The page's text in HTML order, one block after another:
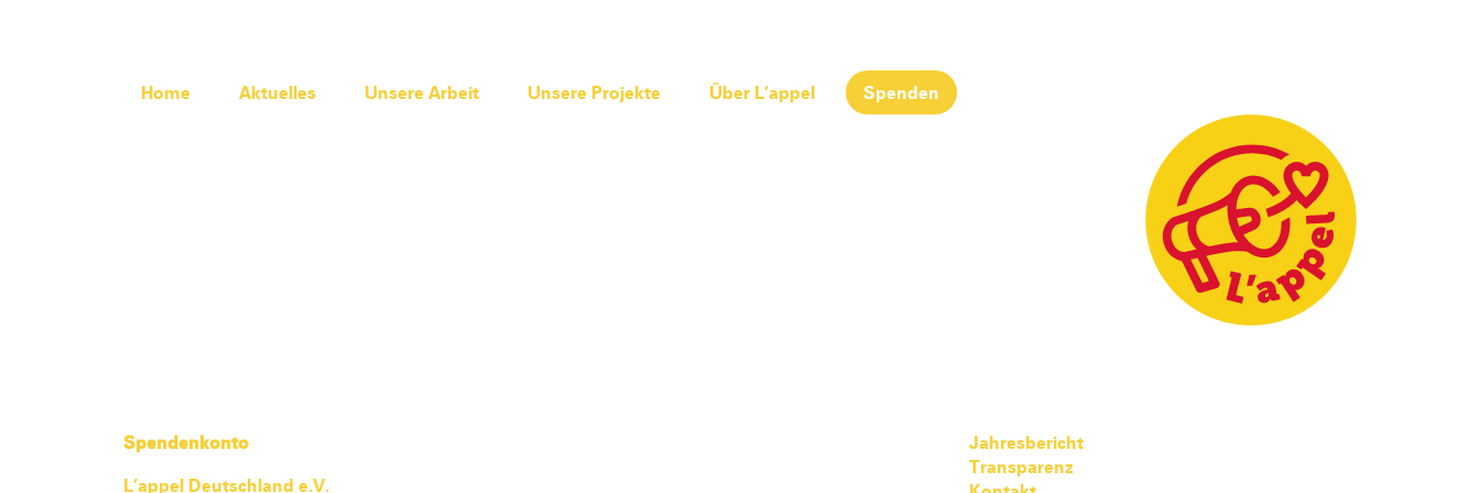
Home Aktuelles Unsere Arbeit Unsere Projekte Über L’appel Spenden
Spendenkonto
L’appel Deutschland e.V.
Jahresbericht
Transparenz